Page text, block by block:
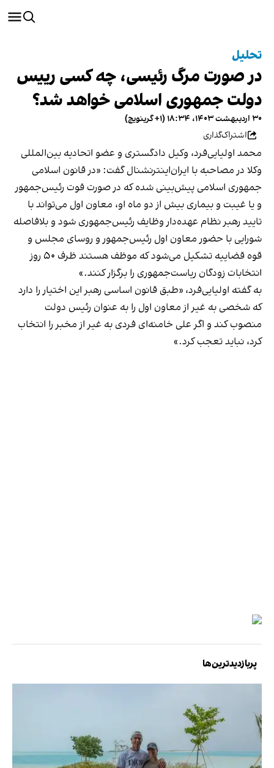
تحلیل
در صورت مرگ رئیسی، چه کسی رییس
دولت جمهوری اسلامی خواهد شد؟
۳۰ اردیبهشت ۱۴۰۳، ۱۸:۳۴ (‎+۱ گرینویچ)
اشتراک‌گذاری
محمد اولیایی‌فرد، وکیل دادگستری و عضو اتحادیه بین‌المللی
وکلا در مصاحبه با ایران‌اینترنشنال گفت: «در قانون اسلامی
جمهوری اسلامی پیش‌بینی شده که در صورت فوت رئیس‌جمهور
و یا غیبت و بیماری بیش از دو ماه او، معاون اول می‌تواند با
تایید رهبر نظام عهده‌دار وظایف رئيس‌جمهوری شود و بلافاصله
شورایی با حضور معاون اول رئیس‌جمهور و روسای مجلس و
قوه قضاییه تشکیل می‌شود که موظف‌ هستند ظرف ۵۰ روز
انتخابات زودگان ریاست‌جمهوری را برگزار کنند.»
به گفته اولیایی‌فرد، «طبق قانون اساسی رهبر این اختیار را دارد
که شخصی به غیر از معاون اول را به عنوان رئیس دولت
منصوب کند و اگر علی خامنه‌ای فردی به غیر از مخبر را انتخاب
کرد، نباید تعجب کرد.»
پربازدیدترین‌ها